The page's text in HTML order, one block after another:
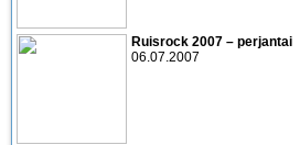
Ruisrock 2007 – perjantai
06.07.2007